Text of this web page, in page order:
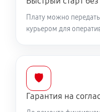
Плату можно
курьером для
🛡️
Гарантия на